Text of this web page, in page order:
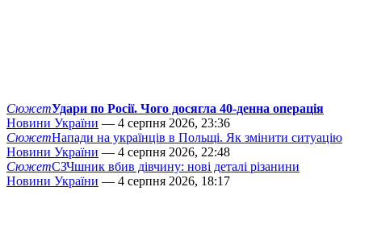
СюжетУдари по Росії. Чого досягла 40-денна операція
Новини України — 4 серпня 2026, 23:36
СюжетНапади на українців в Польщі. Як змінити ситуацію
Новини України — 4 серпня 2026, 22:48
СюжетСЗЧшник вбив дівчину: нові деталі різанини
Новини України — 4 серпня 2026, 18:17